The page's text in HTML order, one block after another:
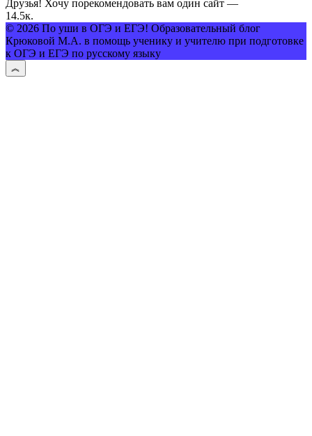
Друзья! Хочу порекомендовать вам один сайт —
14.5к.
© 2026 По уши в ОГЭ и ЕГЭ! Образовательный блог
Крюковой М.А. в помощь ученику и учителю при подготовке
к ОГЭ и ЕГЭ по русскому языку